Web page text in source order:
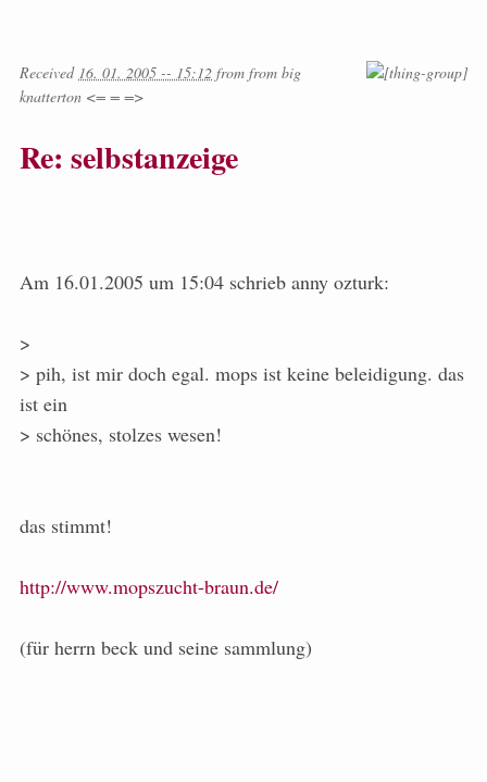
Received 16. 01. 2005 -- 15:12 from from big
knatterton <= = =>
Re: selbstanzeige
Am 16.01.2005 um 15:04 schrieb anny ozturk:
>
> pih, ist mir doch egal. mops ist keine beleidigung. das
ist ein
> schönes, stolzes wesen!
das stimmt!
http://www.mopszucht-braun.de/
(für herrn beck und seine sammlung)